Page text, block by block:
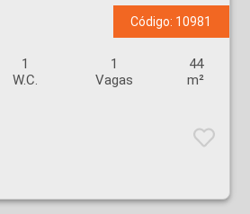
Código: 10981
1
W.C.
1
Vagas
44
m²